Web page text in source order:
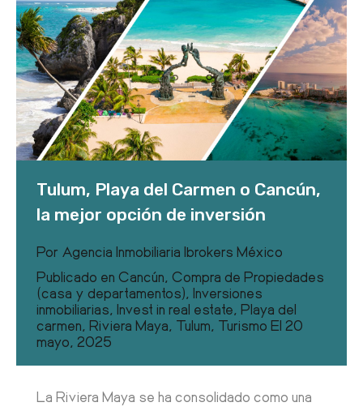
Tulum, Playa del Carmen o Cancún,
la mejor opción de inversión
Por Agencia Inmobiliaria Ibrokers México
Publicado en Cancún, Compra de Propiedades
(casa y departamentos), Inversiones
inmobiliarias, Invest in real estate, Playa del
carmen, Riviera Maya, Tulum, Turismo El 20
mayo, 2025
La Riviera Maya se ha consolidado como una